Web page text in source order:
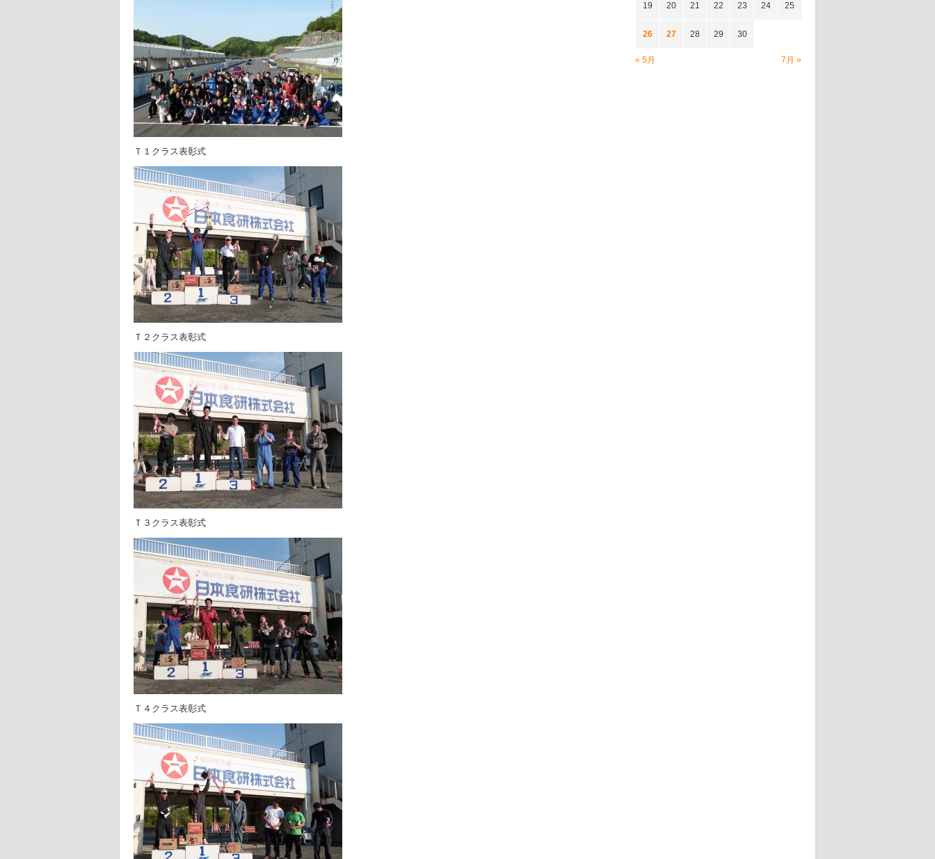
Ｔ１クラス表彰式
Ｔ２クラス表彰式
Ｔ３クラス表彰式
Ｔ４クラス表彰式
« 5月 7月 »
19 20 21 22 23 24 25
26 27 28 29 30